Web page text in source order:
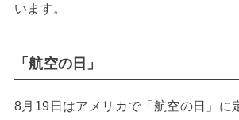
います。
「航空の日」
8月19日はアメリカで「航空の日」に